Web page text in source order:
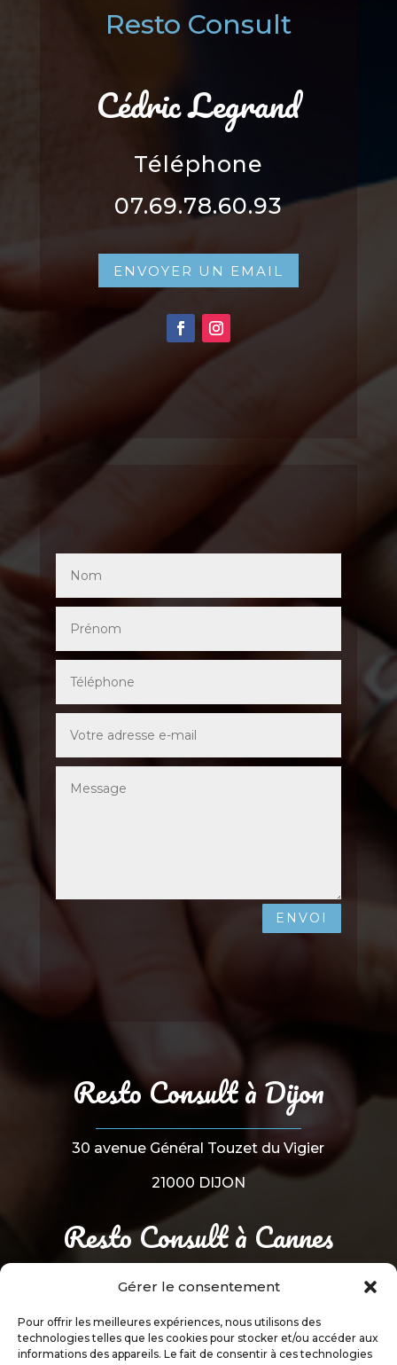
Gérer le consentement
Pour offrir les meilleures expériences, nous utilisons des
technologies telles que les cookies pour stocker et/ou accéder aux
informations des appareils. Le fait de consentir à ces technologies
Resto Consult
Cédric Legrand
Téléphone
07.69.78.60.93
ENVOYER UN EMAIL
ENVOI
Resto Consult à Dijon
30 avenue Général Touzet du Vigier
21000 DIJON
Resto Consult à Cannes
33 avenue Amiral Wester Wemyss
06150 CANNES